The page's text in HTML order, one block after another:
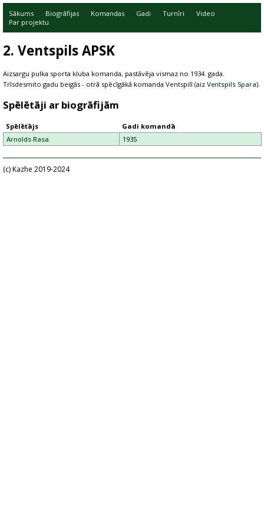
Sākums Biogrāfijas Komandas Gadi Turnīri
Video
Par projektu
2. Ventspils APSK
Aizsargu pulka sporta kluba komanda, pastāvēja vismaz no 1934. gada.
Trīsdesmito gadu beigās - otrā spēcīgākā komanda Ventspilī (aiz Ventspils Spara).
Spēlētāji ar biogrāfijām
Spēlētājs
Gadi komandā
Arnolds Rasa
1935
(c) Kazhe 2019-2024